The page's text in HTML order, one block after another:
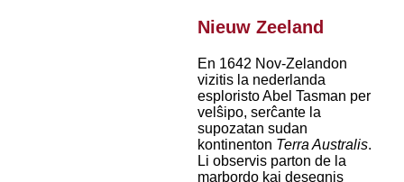
Nieuw Zeeland
En 1642 Nov-Zelandon
vizitis la nederlanda
esploristo Abel Tasman per
velŝipo, serĉante la
supozatan sudan
kontinenton Terra Australis.
Li observis parton de la
marbordo kaj desegnis